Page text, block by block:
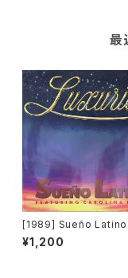
最
[1989] Sueño Latino
ing Carolina Damas
ia [BCM Records]
¥1,200